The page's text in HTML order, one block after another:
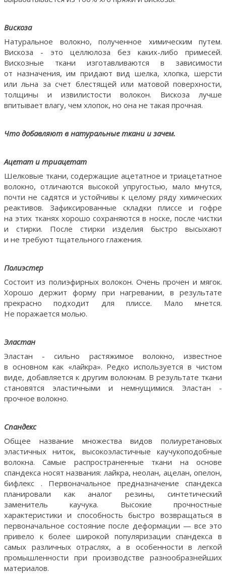
Вискоза
Натуральное волокно, полученное химическим путем.
Вискоза - это целлюлоза без каких-либо примесей.
Вискозные ткани изготавливаются в зависимости
от назначения, им придают вид шелка, хлопка, шерсти
или льна за счет блестящей или матовой поверхности,
толщины и извилистости волокон. Вискоза лучше
впитывает влагу, чем хлопок, но она не такая прочная.
Что добавляют в натуральные ткани и зачем.
Ацетат и триацетат
Шелковые ткани, содержащие ацетатное и триацетатное
волокно, отличаются высокой упругостью, мало мнутся,
почти не садятся и устойчивы к целому ряду химических
реактивов. Зафиксированные складки плиссе и гофре
на этих тканях хорошо сохраняются в носке, после чистки
и стирки. После стирки изделия быстро высыхают
и не требуют тщательного глажения.
Полиэстер
Состоит из полиэфирных волокон. Очень прочен и мягок.
Хорошо держит форму при нагревании, в результате
прекрасно подходит для плиссе. Мало мнется.
Не поражается молью.
Эластан
Эластан - сильно растяжимое волокно, известное
в основном как «лайкра». Редко используется в чистом
виде, добавляется к другим волокнам. В результате ткани
становятся эластичными и немнущимися. Эластан -
прочное волокно.
Спандекс
Общее название множества видов полиуретановых
эластичных ниток, высокоэластичные каучукоподобные
волокна. Самые распространенные ткани на основе
спандекса носят названия: лайкра, неолан, ацелан, опелон,
бифлекс . Первоначальное предназначение спандекса
планировали как аналог резины, синтетический
заменитель каучука. Высокие прочностные
характеристики и способность быстро возвращаться в
первоначальное состояние после деформации — все это
привело к более широкой популяризации спандекса в
самых различных отраслях, а в особенности в легкой
промышленности при производстве разнообразнейших
материалов.